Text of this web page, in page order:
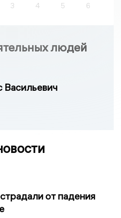
3 4 5 6
людей
Васильевич
от падения